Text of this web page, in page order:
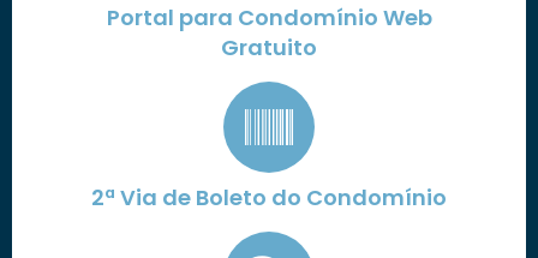
Portal para Condomínio Web
Gratuito
2ª Via de Boleto do Condomínio